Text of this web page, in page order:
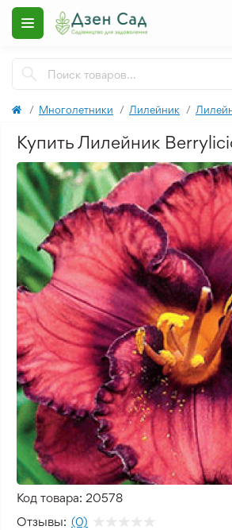
Многолетники Лилейник
Купить Лилейник
Код товара: 20578
Отзывы: (0)